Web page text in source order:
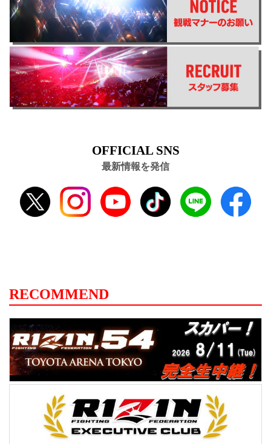
OFFICIAL SNS
最新情報を発信
RECOMMEND